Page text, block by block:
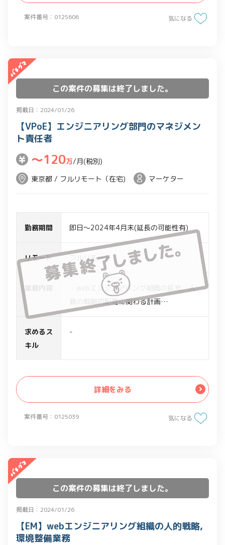
案件番号：0125606
作成、サイト内の基本ナビゲーション設
・想定ツール：Google スプレッドシー
ト、スライド、ドキュメント、Figma
気になる
この案件の募集は終了しました。
掲載日：2024/01/26
案件番号：0125039
【VPoE】エンジニアリング部門のマネジメン
ト責任者
〜120万/月(税別)
東京都 / フルリモート（在宅)
マーケター
勤務期間 即日～2024年4月末(延長の可能性有)
リモート フルリモート
・webエンジニアリング組織の拡充、人
員の戦略的配置に関わる計画
・IT専門職(社員/業務委託)の採用スキー
求めるス
キル
-
詳細をみる
気になる
この案件の募集は終了しました。
掲載日：2024/01/26
【EM】webエンジニアリング組織の人的戦略,
環境整備業務